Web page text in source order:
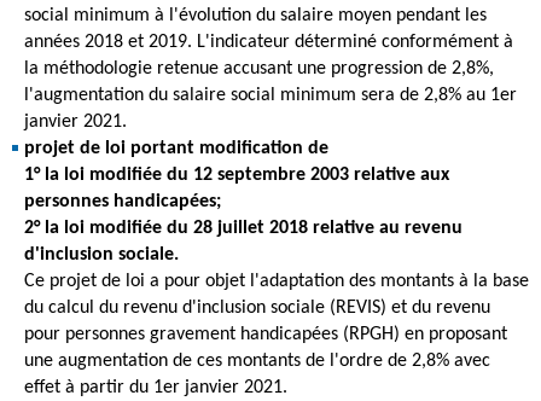
social minimum à l'évolution du salaire moyen pendant les
années 2018 et 2019. L'indicateur déterminé conformément à
la méthodologie retenue accusant une progression de 2,8%,
l'augmentation du salaire social minimum sera de 2,8% au 1er
janvier 2021.
projet de loi portant modification de
1° la loi modifiée du 12 septembre 2003 relative aux
personnes handicapées;
2° la loi modifiée du 28 juillet 2018 relative au revenu
d'inclusion sociale.
Ce projet de loi a pour objet l'adaptation des montants à la base
du calcul du revenu d'inclusion sociale (REVIS) et du revenu
pour personnes gravement handicapées (RPGH) en proposant
une augmentation de ces montants de l'ordre de 2,8% avec
effet à partir du 1er janvier 2021.